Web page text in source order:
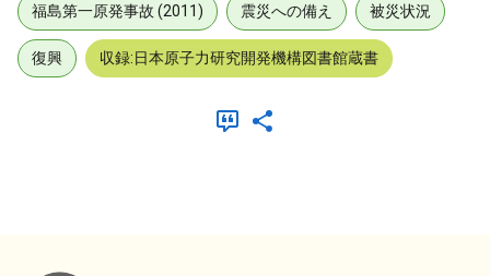
福島第一原発事故 (2011) 震災への備え 被災状況
復興 収録:日本原子力研究開発機構図書館蔵書